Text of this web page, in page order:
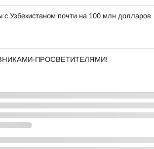
с Узбекистаном почти на 100 млн долларов
ПРОСВЕТИТЕЛЯМИ!